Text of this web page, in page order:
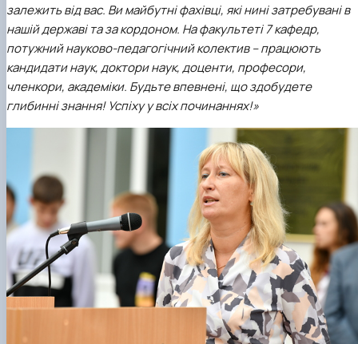
залежить від вас. Ви майбутні фахівці, які нині затребувані в
нашій державі та за кордоном. На факультеті 7 кафедр,
потужний науково-педагогічний колектив – працюють
кандидати наук, доктори наук, доценти, професори,
членкори, академіки. Будьте впевнені, що здобудете
глибинні знання! Успіху у всіх починаннях!»